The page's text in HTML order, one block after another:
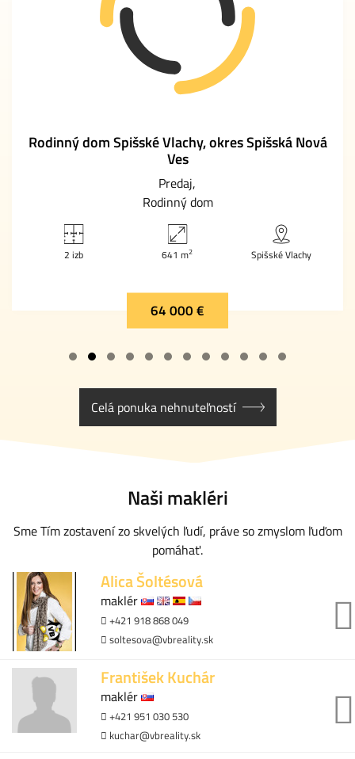
Rodinný dom Spišské Vlachy, okres Spišská Nová
Ves
Predaj
Rodinný dom
2 izb 641 m2 Spišské Vlachy
64 000 €
Celá ponuka nehnuteľností
Naši makléri
Sme Tím zostavení zo skvelých ľudí, práve so zmyslom ľuďom
pomáhať.
Alica Šoltésová
maklér
+421 918 868 049
soltesova@vbreality.sk
František Kuchár
maklér
+421 951 030 530
kuchar@vbreality.sk